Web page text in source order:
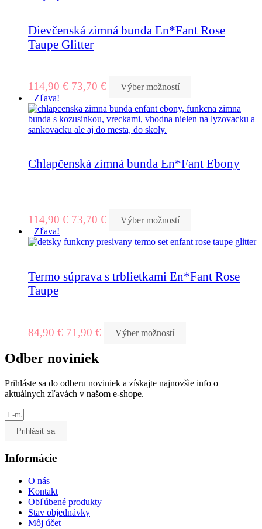
Dievčenská zimná bunda En*Fant Rose
Taupe Glitter
114,90€ 73,70 €
Výber možností
Zľava!
Chlapčenská zimná bunda En*Fant Ebony
114,90€ 73,70 €
Výber možností
Zľava!
Termo súprava s trblietkami En*Fant Rose
Taupe
84,90€ 71,90 € Výber možností
Odber noviniek
Prihláste sa do odberu noviniek a získajte najnovšie info o
aktuálnych zľavách v našom e-shope.
Prihlásiť sa
Informácie
O nás
Kontakt
Obľúbené produkty
Stav objednávky
Môj účet